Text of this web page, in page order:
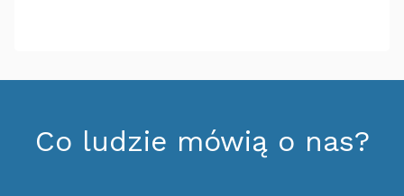
Co ludzie mówią o nas?